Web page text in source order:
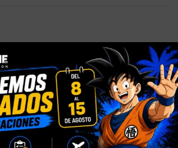
a la lista de deseos
Figuarts , PRE-ORDER S. H. Figuarts
×